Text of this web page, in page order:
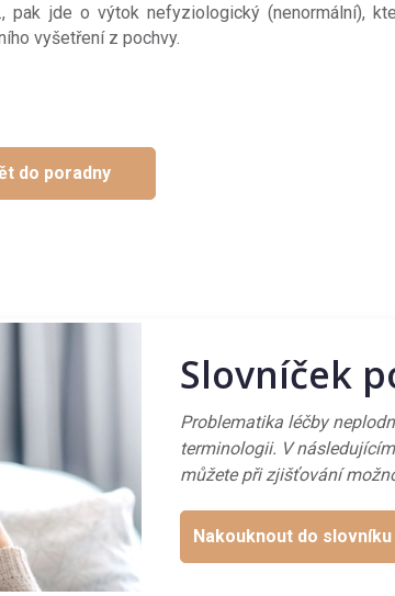
pak jde o výtok nefyziologický (nenormální),
vyšetření z pochvy.
do poradny
Slovníček
Problematika léčby
terminologii. V
můžete při zjišťování
Nakouknout do slovníku